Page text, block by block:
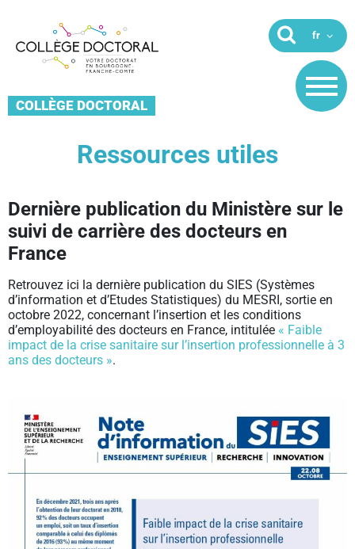
COLLÈGE DOCTORAL
Ressources utiles
Dernière publication du Ministère sur le
suivi de carrière des docteurs en
France
Retrouvez ici la dernière publication du SIES (Systèmes
d’information et d’Etudes Statistiques) du MESRI, sortie en
octobre 2022, concernant l’insertion et les conditions
d’employabilité des docteurs en France, intitulée « Faible
impact de la crise sanitaire sur l’insertion professionnelle à 3
ans des docteurs ».